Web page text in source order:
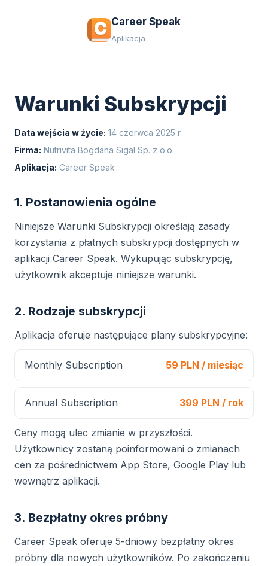
Career Speak
Aplikacja
Warunki Subskrypcji
Data wejścia w życie: 14 czerwca 2025 r.
Firma: Nutrivita Bogdana Sigal Sp. z o.o.
Aplikacja: Career Speak
1. Postanowienia ogólne
Niniejsze Warunki Subskrypcji określają zasady
korzystania z płatnych subskrypcji dostępnych w
aplikacji Career Speak. Wykupując subskrypcję,
użytkownik akceptuje niniejsze warunki.
2. Rodzaje subskrypcji
Aplikacja oferuje następujące plany subskrypcyjne:
Monthly Subscription 59 PLN / miesiąc
Annual Subscription 399 PLN / rok
Ceny mogą ulec zmianie w przyszłości.
Użytkownicy zostaną poinformowani o zmianach
cen za pośrednictwem App Store, Google Play lub
wewnątrz aplikacji.
3. Bezpłatny okres próbny
Career Speak oferuje 5-dniowy bezpłatny okres
próbny dla nowych użytkowników. Po zakończeniu